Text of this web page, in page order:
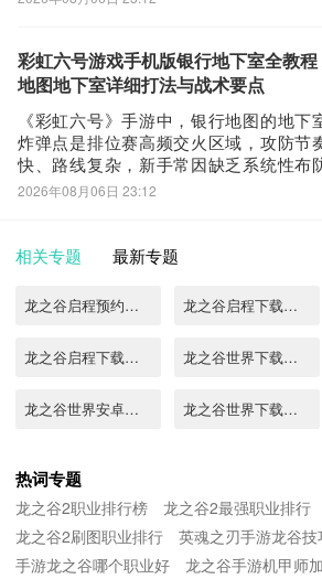
攻防思维框架，比单纯练习压枪更有
率。本文将围绕实战中炸弹安放与拆除这
彩虹六号游戏手机版银行地下室全教
地图地下室详细打法与战术要点
《彩虹六号》手游中，银行地图的地下
炸弹点是排位赛高频交火区域，攻防节
快、路线复杂，新手常因缺乏系统性布
思路而被多路突入、瞬间击溃。本文将围
升守点稳定性与团队协同效率。防守配置
（Black M
2026年08月06日 23:12
相关专题 最新专题
龙之谷启程预约地址 龙之谷启程下载在哪里
龙之谷启程下载地址在哪 龙之谷世界下载预约
龙之谷世界安卓下载地址分享 龙之谷世界下载地址分享
龙之谷启程手游下载途径分享 龙之谷启程手游下载地址在哪里
龙之谷启程手游预约地址分享 龙之谷启程下载渠道有哪些
热词专题
龙之谷2职业排行榜
龙之谷2最强职业排行
龙之谷2刷图职业排行
英魂之刃手游龙谷技
手游龙之谷哪个职业好
龙之谷手游机甲师